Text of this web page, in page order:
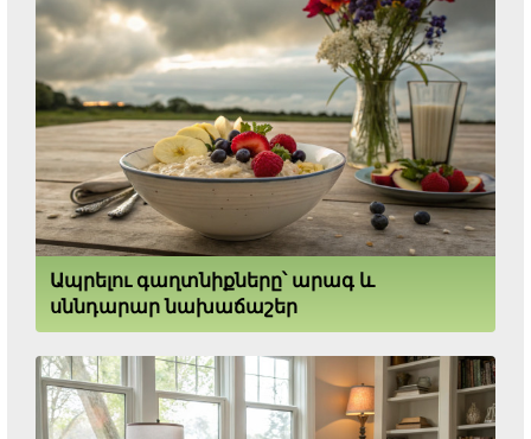
Ապրելու գաղտնիքները՝ արագ և
սննդարար նախաճաշեր